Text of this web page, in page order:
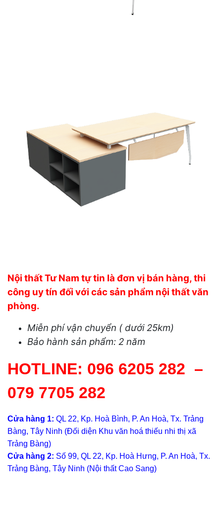
Nội thất Tư Nam tự tin là đơn vị bán hàng, thi
công uy tín đối với các sản phẩm nội thất văn
phòng.
Miễn phí vận chuyển ( dưới 25km)
Bảo hành sản phẩm: 2 năm
HOTLINE: 096 6205 282 –
079 7705 282
Cửa hàng 1: QL 22, Kp. Hoà Bình, P. An Hoà, Tx. Trảng
Bàng, Tây Ninh (Đối diện Khu văn hoá thiếu nhi thị xã
Trảng Bàng)
Cửa hàng 2: Số 99, QL 22, Kp. Hoà Hưng, P. An Hoà, Tx.
Trảng Bàng, Tây Ninh (Nội thất Cao Sang)